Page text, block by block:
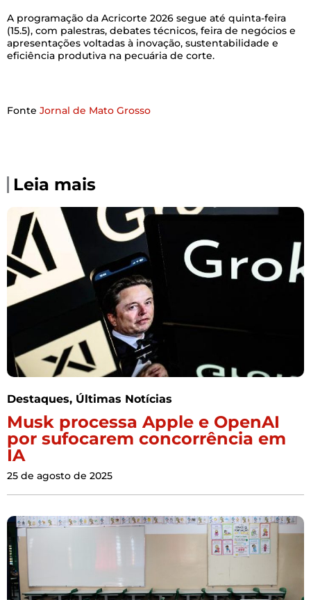
A programação da Acricorte 2026 segue até quinta-feira
(15.5), com palestras, debates técnicos, feira de negócios e
apresentações voltadas à inovação, sustentabilidade e
eficiência produtiva na pecuária de corte.
Fonte Jornal de Mato Grosso
Leia mais
Destaques, Últimas Notícias
Musk processa Apple e OpenAI
por sufocarem concorrência em
IA
25 de agosto de 2025